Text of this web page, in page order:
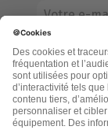
jamais échangée.